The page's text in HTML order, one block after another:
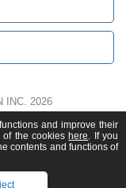
INC. 2026
and improve their
the cookies here. If you
contents and functions of